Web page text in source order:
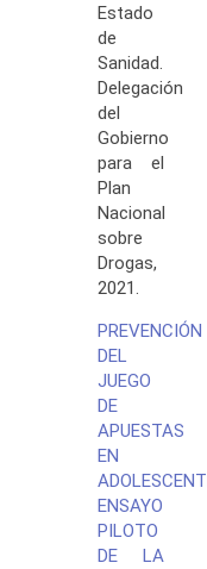
Estado
de
Sanidad.
Delegación
del
Gobierno
para el
Plan
Nacional
sobre
Drogas,
2021.
PREVENCIÓN
DEL
JUEGO
DE
APUESTAS
EN
ENSAYO
PILOTO
DE LA